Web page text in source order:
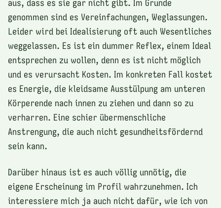
genommen sind es Vereinfachungen, Weglassungen.
Leider wird bei Idealisierung oft auch Wesentliches
weggelassen. Es ist ein dummer Reflex, einem Ideal
entsprechen zu wollen, denn es ist nicht möglich
und es verursacht Kosten. Im konkreten Fall kostet
es Energie, die kleidsame Ausstülpung am unteren
Körperende nach innen zu ziehen und dann so zu
verharren. Eine schier übermenschliche
Anstrengung, die auch nicht gesundheitsfördernd
sein kann.
Darüber hinaus ist es auch völlig unnötig, die
eigene Erscheinung im Profil wahrzunehmen. Ich
interessiere mich ja auch nicht dafür, wie ich von